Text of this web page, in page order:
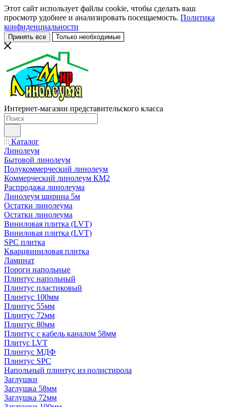
Этот сайт использует файлы cookie, чтобы сделать ваш
просмотр удобнее и анализировать посещаемость. Политика
конфиденциальности
Принять все Только необходимые
Интернет-магазин представительского класса
Каталог
Линолеум
Бытовой линолеум
Полукоммерческий линолеум
Коммерческий линолеум КМ2
Распродажа линолеума
Линолеум ширина 5м
Остатки линолеума
Остатки линолеума
Виниловая плитка (LVT)
Виниловая плитка (LVT)
SPC плитка
Кварцвиниловая плитка
Ламинат
Пороги напольные
Плинтус напольный
Плинтус пластиковый
Плинтус 100мм
Плинтус 55мм
Плинтус 72мм
Плинтус 80мм
Плинтус с кабель каналом 58мм
Плитус LVT
Плинтус МДФ
Плинтус SPC
Напольный плинтус из полистирола
Заглушки
Заглушка 58мм
Заглушка 72мм